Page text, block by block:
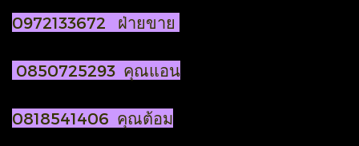
0972133672 ฝ่ายขาย
0850725293 คุณแอน
0818541406 คุณต้อม